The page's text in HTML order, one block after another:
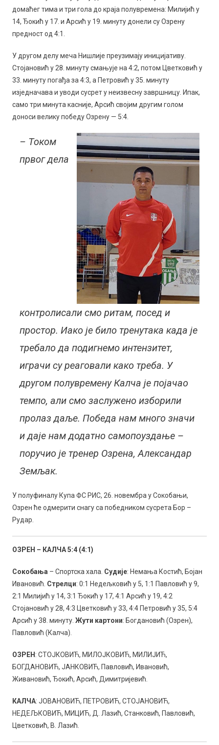
Калчом
домаћег тима и три гола до краја полувремена: Милијић у
14, Ђокић у 17. и Арсић у 19. минуту донели су Озрену
предност од 4:1.
У другом делу меча Нишлије преузимају иницијативу.
Стојановић у 28. минуту смањује на 4:2, потом Цветковић у
33. минуту погађа за 4:3, а Петровић у 35. минуту
изједначава и уводи сусрет у неизвесну завршницу. Ипак,
само три минута касније, Арсић својим другим голом
доноси велику победу Озрену — 5:4.
– Током
првог дела
контролисали смо ритам, посед и
простор. Иако је било тренутака када је
требало да подигнемо интензитет,
играчи су реаговали како треба. У
другом полувремену Калча је појачао
темпо, али смо заслужено изборили
пролаз даље. Победа нам много значи
и даје нам додатно самопоуздање –
поручио је тренер Озрена, Александар
Земљак.
У полуфиналу Купа ФС РИС, 26. новембра у Сокобањи,
Озрен ће одмерити снагу са победником сусрета Бор –
Рудар.
ОЗРЕН – КАЛЧА 5:4 (4:1)
Сокобања – Спортска хала. Судије: Немања Костић, Бојан
Ивановић. Стрелци: 0:1 Недељковић у 5, 1:1 Павловић у 9,
2:1 Милијић у 14, 3:1 Ђокић у 17, 4:1 Арсић у 19, 4:2
Стојановић у 28, 4:3 Цветковић у 33, 4:4 Петровић у 35, 5:4
Арсић у 38. минуту.Жути картони: Богдановић (Озрен),
Павловић (Калча).
ОЗРЕН : СТОЈКОВИЋ, МИЛОЈКОВИЋ, МИЛИЈИЋ,
БОГДАНОВИЋ, ЈАНКОВИЋ, Павловић, Ивановић,
Живановић, Ђокић, Арсић, Димитријевић.
КАЛЧА: ЈОВАНОВИЋ, ПЕТРОВИЋ, СТОЈАНОВИЋ,
НЕДЕЉКОВИЋ, МИЦИЋ, Д. Лазић, Станковић, Павловић,
Цветковић, В. Лазић.